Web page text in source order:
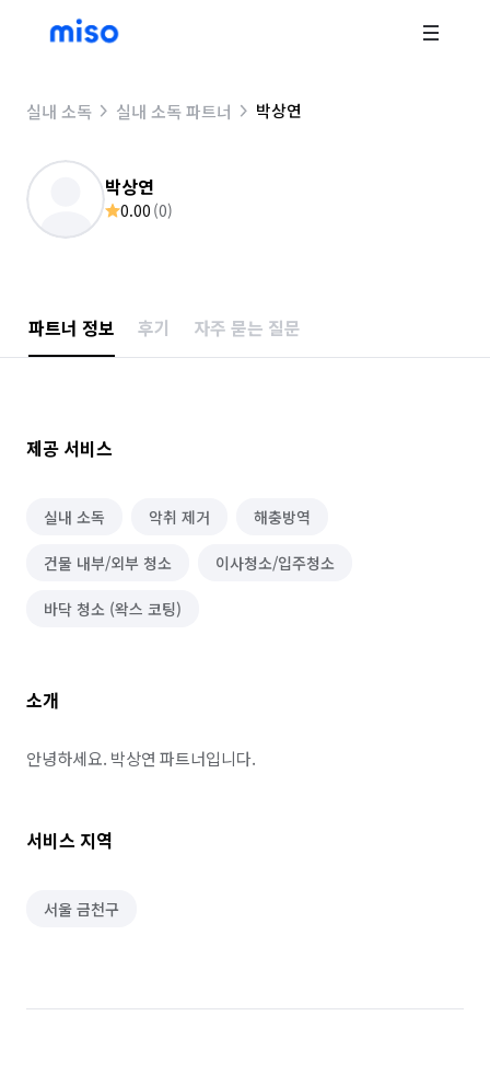
실내 소독 실내 소독 파트너 박상연
박상연
0.00 (0)
파트너 정보 후기 자주 묻는 질문
제공 서비스
실내 소독 악취 제거 해충방역
건물 내부/외부 청소 이사청소/입주청소
바닥 청소 (왁스 코팅)
소개
안녕하세요. 박상연 파트너입니다.
서비스 지역
서울 금천구